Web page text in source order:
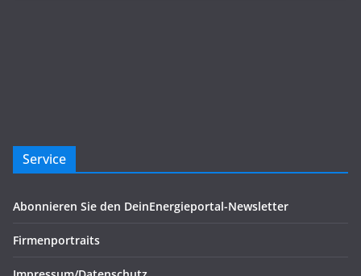
Service
Abonnieren Sie den DeinEnergieportal-Newsletter
Firmenportraits